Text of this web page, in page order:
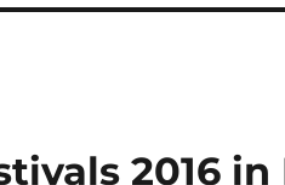
2016 in